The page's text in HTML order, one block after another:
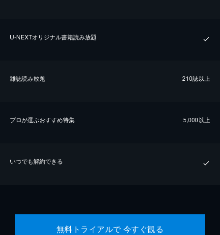
U-NEXTオリジナル書籍読み放題
雑誌読み放題 210誌以上
プロが選ぶおすすめ特集 5,000以上
いつでも解約できる
無料トライアルで 今すぐ観る